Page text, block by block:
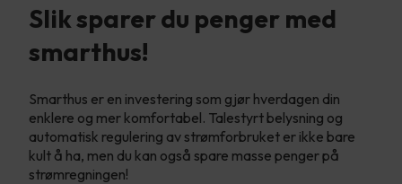
Slik sparer du penger med
smarthus!
Smarthus er en investering som gjør hverdagen din
enklere og mer komfortabel. Talestyrt belysning og
automatisk regulering av strømforbruket er ikke bare
kult å ha, men du kan også spare masse penger på
strømregningen!